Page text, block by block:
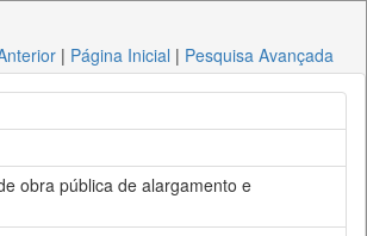
| Página Inicial | Pesquisa Avançada
obra pública de alargamento e